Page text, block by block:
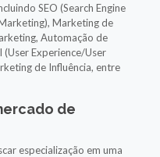
SEO (Search Engine
Marketing de
Automação de
Experience/User
de Influência, entre
de
especialização em uma